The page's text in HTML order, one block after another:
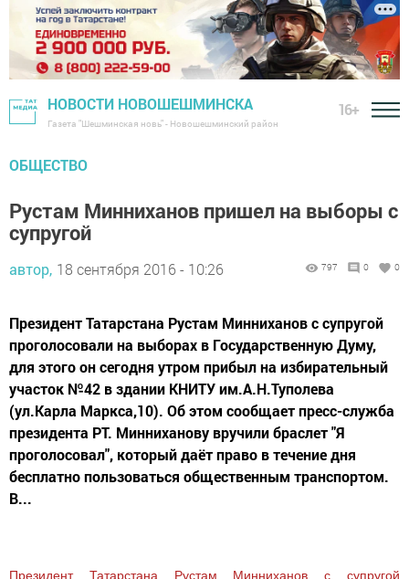
НОВОСТИ НОВОШЕШМИНСКА
Газета "Шешминская новь" - Новошешминский район
16+
ОБЩЕСТВО
Рустам Минниханов пришел на выборы с
супругой
автор, 18 сентября 2016 - 10:26 797 0 0
Президент Татарстана Рустам Минниханов с супругой
проголосовали на выборах в Государственную Думу,
для этого он сегодня утром прибыл на избирательный
участок №42 в здании КНИТУ им.А.Н.Туполева
(ул.Карла Маркса,10). Об этом сообщает пресс-служба
президента РТ. Минниханову вручили браслет "Я
проголосовал", который даёт право в течение дня
бесплатно пользоваться общественным транспортом.
В...
Президент Татарстана Рустам Минниханов с супругой